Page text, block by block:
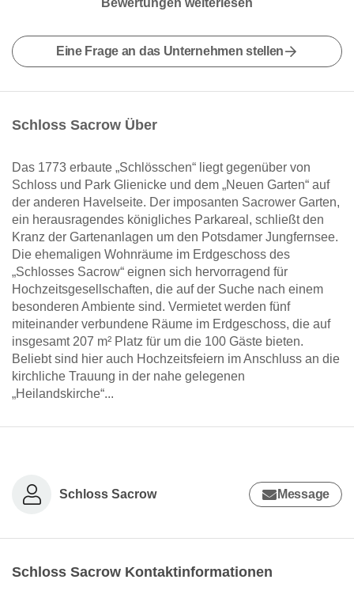
Bewertungen weiterlesen
Eine Frage an das Unternehmen stellen
Schloss Sacrow Über
Das 1773 erbaute „Schlösschen“ liegt gegenüber von
Schloss und Park Glienicke und dem „Neuen Garten“ auf
der anderen Havelseite. Der imposanten Sacrower Garten,
ein herausragendes königliches Parkareal, schließt den
Kranz der Gartenanlagen um den Potsdamer Jungfernsee.
Die ehemaligen Wohnräume im Erdgeschoss des
„Schlosses Sacrow“ eignen sich hervorragend für
Hochzeitsgesellschaften, die auf der Suche nach einem
besonderen Ambiente sind. Vermietet werden fünf
miteinander verbundene Räume im Erdgeschoss, die auf
insgesamt 207 m² Platz für um die 100 Gäste bieten.
Beliebt sind hier auch Hochzeitsfeiern im Anschluss an die
kirchliche Trauung in der nahe gelegenen
„Heilandskirche“...
Schloss Sacrow Message
Schloss Sacrow Kontaktinformationen